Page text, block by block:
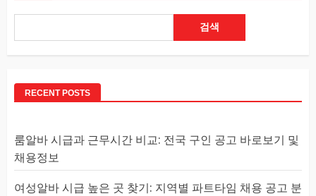
검색
RECENT POSTS
룸알바 시급과 근무시간 비교: 전국 구인 공고 바로보기 및
채용정보
여성알바 시급 높은 곳 찾기: 지역별 파트타임 채용 공고 분